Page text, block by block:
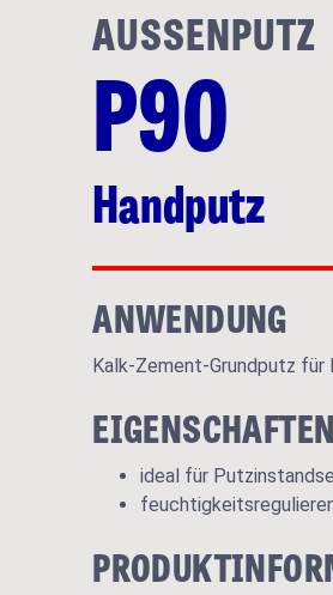
AUSSENPUTZ
P90
Handputz
ANWENDUNG
Kalk-Zement-Grundputz für
EIGENSCHAFTEN
ideal für